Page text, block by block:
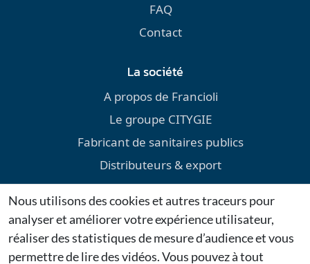
FAQ
Contact
La société
A propos de Francioli
Le groupe CITYGIE
Fabricant de sanitaires publics
Distributeurs & export
Environnement
Téléchargements
Mentions légales
Nous utilisons des cookies et autres traceurs pour
analyser et améliorer votre expérience utilisateur,
réaliser des statistiques de mesure d’audience et vous
permettre de lire des vidéos. Vous pouvez à tout